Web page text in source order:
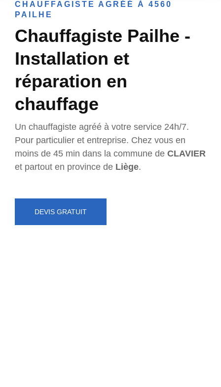
CHAUFFAGISTE AGRÉÉ À 4560
PAILHE
Chauffagiste Pailhe -
Installation et
réparation en
chauffage
Un chauffagiste agréé à votre service 24h/7.
Pour particulier et entreprise. Chez vous en
moins de 45 min dans la commune de CLAVIER
et partout en province de Liège.
DEVIS GRATUIT